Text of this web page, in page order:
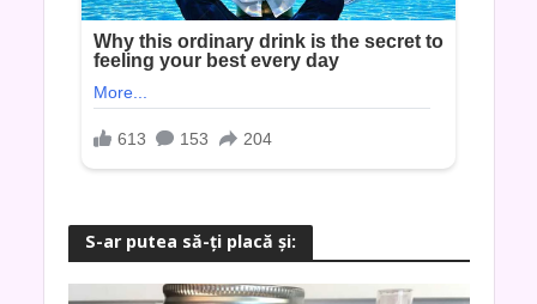
S-ar putea să-ţi placă şi: